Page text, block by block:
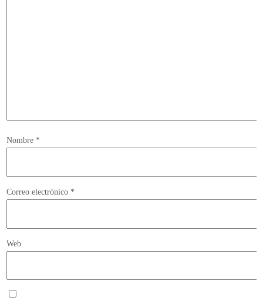
Nombre *
Correo electrónico *
Web